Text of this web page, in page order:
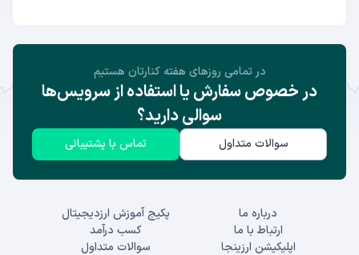
در تمامی روز‌های هفته کنارتان هستیم
در خصوص سفارش یا استفاده از سرویس‌ها
سوالی دارید؟
سوالات متداول تماس با پشتیبانی
درباره ما
ارتباط با ما
اپلیکیشن ارزینجا
پکیج آموزش ارزدیجیتال
کسب درآمد
سوالات متداول